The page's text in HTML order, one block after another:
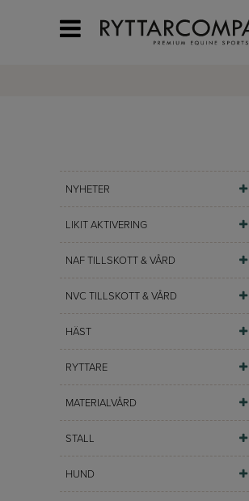
NYHETER
LIKIT AKTIVERING
NAF TILLSKOTT & VÅRD
NVC TILLSKOTT & VÅRD
HÄST
RYTTARE
MATERIALVÅRD
STALL
HUND